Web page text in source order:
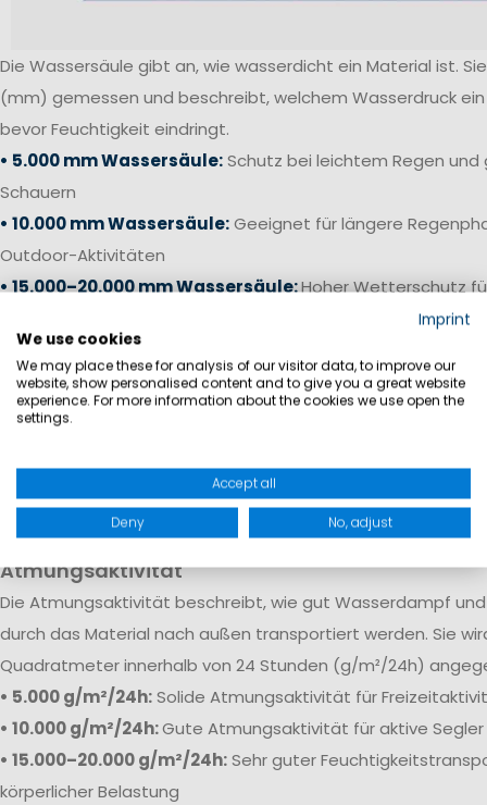
Die Wassersäule gibt an, wie wasserdicht ein Material ist.
(mm) gemessen und beschreibt, welchem Wasserdruck
bevor Feuchtigkeit eindringt.
• 5.000 mm Wassersäule:Schutz bei leichtem Regen
Schauern
• 10.000 mm Wassersäule:Geeignet für längere
Outdoor-Aktivitäten
• 15.000–20.000 mm Wassersäule:Hoher Wetterschutz
• 20.000 mm+ Wassersäule:
Bedingungen auf See
Gerade bei Segelhosen und Salopetten ist neben einer
robuste Verstärkungen sorgen dafür, dass Feuchtigkeit
Bedingungen zuverlässig draußen bleibt.
Atmungsaktivität
Die Atmungsaktivität beschreibt, wie gut Wasserdampf
durch das Material nach außen transportiert werden. Sie
Quadratmeter innerhalb von 24 Stunden (g/m²/24h)
• 5.000 g/m²/24h:Solide Atmungsaktivität für
• 10.000 g/m²/24h:Gute Atmungsaktivität für aktive Segler
• 15.000–20.000 g/m²/24h:Sehr guter
körperlicher Belastung
Imprint
We use cookies
We may place these for analysis of our visitor data, to improve our
website, show personalised content and to give you a great website
experience. For more information about the cookies we use open the
settings.
Accept all
Deny No, adjust